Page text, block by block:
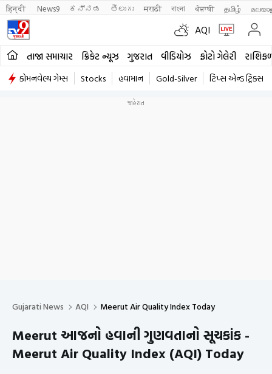
हिन्दी News9 ಕನ್ನಡ తెలుగు मराठी বাংলা ਪੰਜਾਬੀ தமிழ்
AQI
તાજા સમાચાર ક્રિકેટ ન્યૂઝ ગુજરાત વીડિયોઝ ફોટો ગેલેરી
કોમનવેલ્થ ગેમ્સ Stocks હવામાન Gold-Silver ટિપ્સ એન્ડ ટ્રિક્સ
Gujarati News AQI Meerut Air Quality Index Today
Meerut આજનો હવાની ગુણવતાનો સૂચકાંક -
Meerut Air Quality Index (AQI) Today